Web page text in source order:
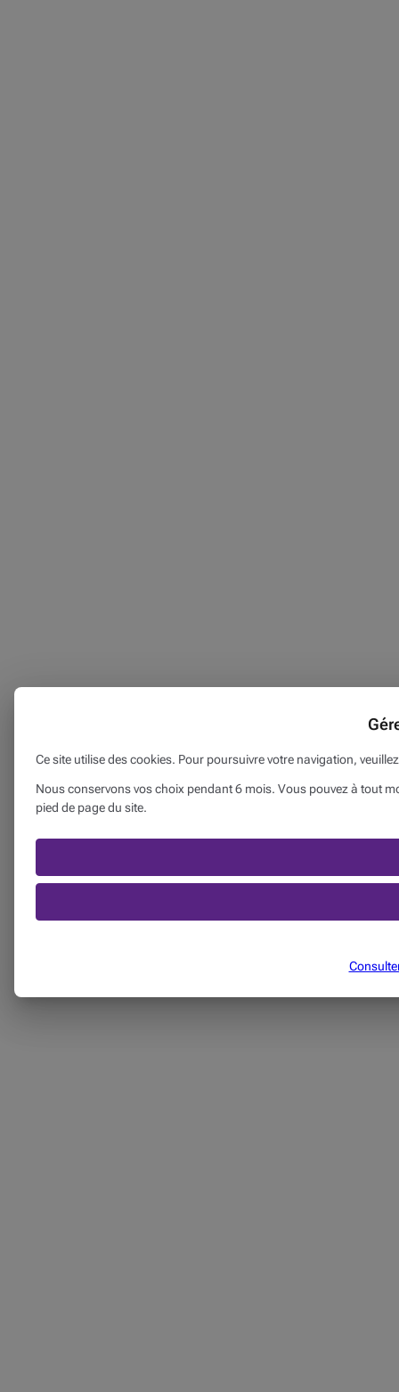
Ce site utilise des cookies. Pour poursuivre votre navigation,
Nous conservons vos choix pendant 6 mois. Vous pouvez à tout
pied de page du site.